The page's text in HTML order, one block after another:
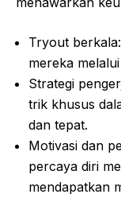
Tryout
mereka
Strategi
trik khusus
dan tepat.
Motivasi dan
percaya diri
mendapatkan